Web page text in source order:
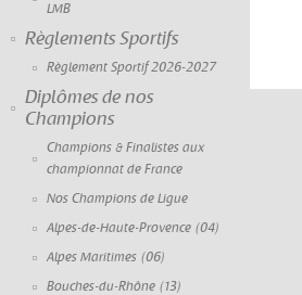
LMB
Règlements Sportifs
Règlement Sportif 2026-2027
Diplômes de nos
Champions
Champions & Finalistes aux
championnat de France
Nos Champions de Ligue
Alpes-de-Haute-Provence (04)
Alpes Maritimes (06)
Bouches-du-Rhône (13)